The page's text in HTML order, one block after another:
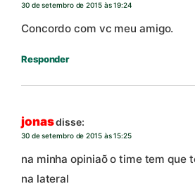
30 de setembro de 2015 às 19:24
Concordo com vc meu amigo.
Responder
jonasdisse:
30 de setembro de 2015 às 15:25
na minha opiniaõ o time tem que
na lateral